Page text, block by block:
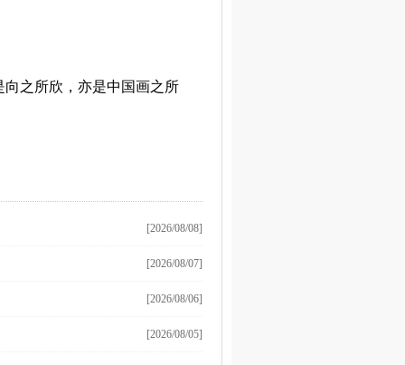
之所欣，亦是中国画之所
[2026/08/08]
[2026/08/07]
[2026/08/06]
[2026/08/05]